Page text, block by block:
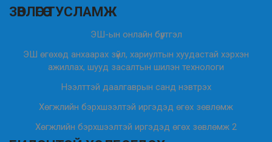
ЗӨВЛӨГӨӨ ТУСЛАМЖ
ЭШ-ын онлайн бүртгэл
ЭШ өгөхөд анхаарах зүйл, хариултын хуудастай хэрхэн
ажиллах, шууд засалтын шилэн технологи
Нээлттэй даалгаврын санд нэвтрэх
Хөгжлийн бэрхшээлтэй иргэдэд өгөх зөвлөмж
Хөгжлийн бэрхшээлтэй иргэдэд өгөх зөвлөмж 2